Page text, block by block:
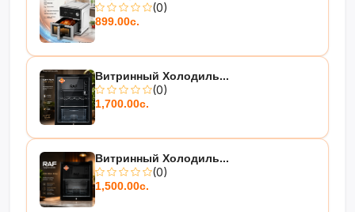
(0)
899.00с.
Витринный Холодиль...
(0)
1,700.00с.
Витринный Холодиль...
(0)
1,500.00с.